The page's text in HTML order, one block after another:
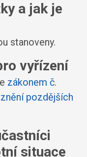
a jak je
stanoveny.
vyřízení
zákonem č.
pozdějších
situace